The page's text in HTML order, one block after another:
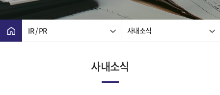
IR / PR 사내소식
사내소식